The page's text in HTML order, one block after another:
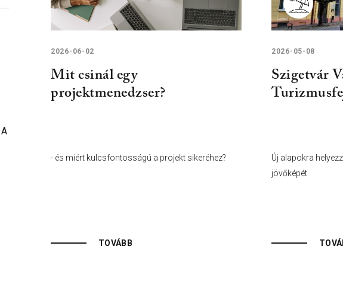
2026-06-02
Mit csinál egy
projektmenedzser?
- és miért kulcsfontosságú a projekt sikeréhez?
TOVÁBB
2026-05-08
Szigetvár
Új alapokra
jövőképét